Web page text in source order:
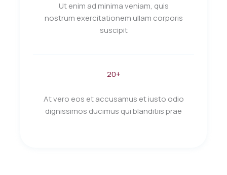
Ut enim ad minima veniam, quis
nostrum exercitationem ullam corporis
suscipit
20+
At vero eos et accusamus et iusto odio
dignissimos ducimus qui blanditiis prae